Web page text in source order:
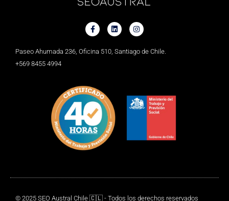
Paseo Ahumada 236, Oficina 510, Santiago de Chile.
+569 8455 4994
© 2025 SEO Austral Chile 🇨🇱 - Todos los derechos reservados